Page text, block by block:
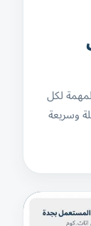
لكل
وسريعة